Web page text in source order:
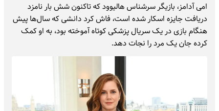
امی آدامز، بازیگر سرشناس هالیوود که تاکنون شش بار نامزد
دریافت جایزه اسکار شده است، فاش کرد دانشی که سال‌ها پیش
هنگام بازی در یک سریال پزشکی کوتاه آموخته بود، به او کمک
کرده جان یک مرد را نجات دهد.